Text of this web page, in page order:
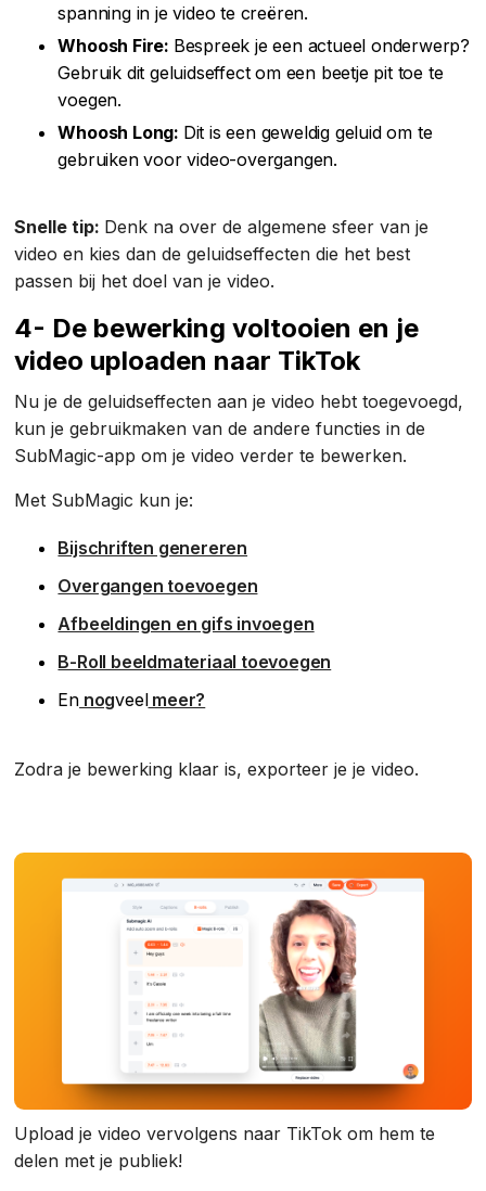
spanning in je video te creëren.
Whoosh Fire: Bespreek je een actueel onderwerp?
Gebruik dit geluidseffect om een beetje pit toe te
voegen.
Whoosh Long: Dit is een geweldig geluid om te
gebruiken voor video-overgangen.
Snelle tip: Denk na over de algemene sfeer van je
video en kies dan de geluidseffecten die het best
passen bij het doel van je video.
4- De bewerking voltooien en je
video uploaden naar TikTok
Nu je de geluidseffecten aan je video hebt toegevoegd,
kun je gebruikmaken van de andere functies in de
SubMagic-app om je video verder te bewerken.
Met SubMagic kun je:
Bijschriften genereren
Overgangen toevoegen
Afbeeldingen en gifs invoegen
B-Roll beeldmateriaal toevoegen
En nogveelmeer?
Zodra je bewerking klaar is, exporteer je je video.
Upload je video vervolgens naar TikTok om hem te
delen met je publiek!